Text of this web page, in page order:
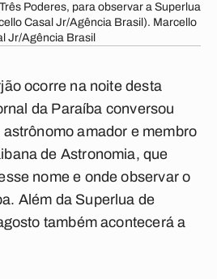
Poderes, para observar a Superlua
Casal Jr/Agência Brasil). Marcello
Jr/Agência Brasil
ocorre na noite desta
da Paraíba conversou
amador e membro
de Astronomia, que
nome e onde observar o
Além da Superlua de
também acontecerá a